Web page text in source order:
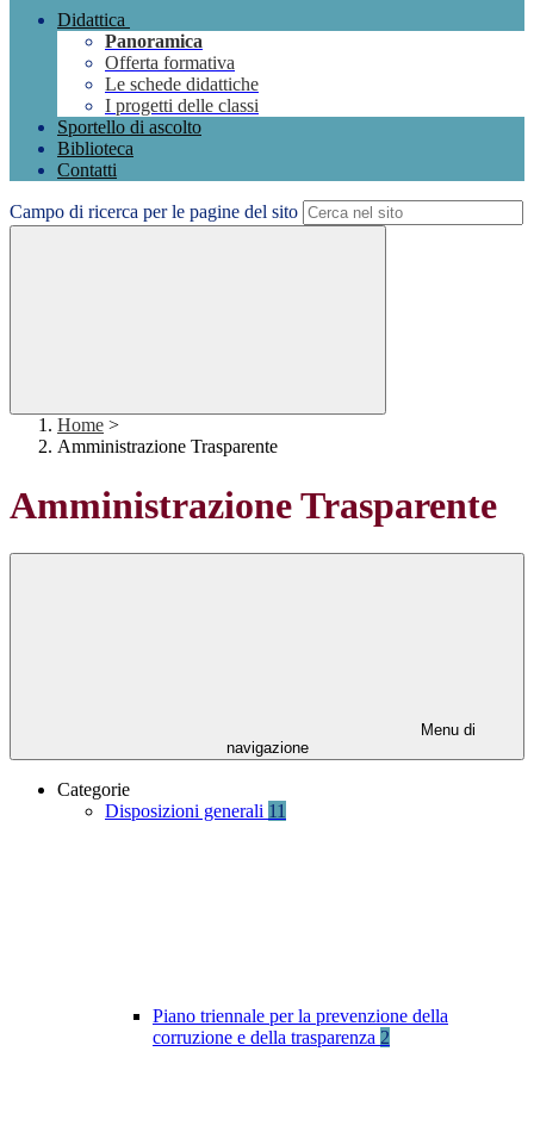
Didattica
Panoramica
Offerta formativa
Le schede didattiche
I progetti delle classi
Sportello di ascolto
Biblioteca
Contatti
Campo di ricerca per le pagine del sito
Home >
Amministrazione Trasparente
Amministrazione Trasparente
Menu di
navigazione
Categorie
Disposizioni generali 11
Piano triennale per la prevenzione della
corruzione e della trasparenza 2